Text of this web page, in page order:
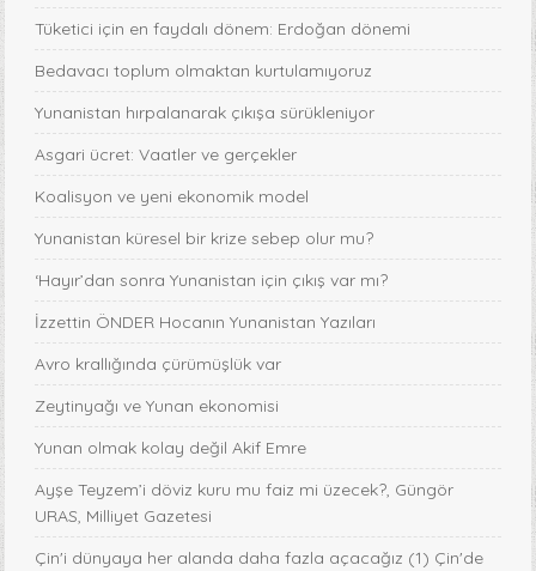
Tüketici için en faydalı dönem: Erdoğan dönemi
Bedavacı toplum olmaktan kurtulamıyoruz
Yunanistan hırpalanarak çıkışa sürükleniyor
Asgari ücret: Vaatler ve gerçekler
Koalisyon ve yeni ekonomik model
Yunanistan küresel bir krize sebep olur mu?
‘Hayır’dan sonra Yunanistan için çıkış var mı?
İzzettin ÖNDER Hocanın Yunanistan Yazıları
Avro krallığında çürümüşlük var
Zeytinyağı ve Yunan ekonomisi
Yunan olmak kolay değil Akif Emre
Ayşe Teyzem’i döviz kuru mu faiz mi üzecek?, Güngör
URAS, Milliyet Gazetesi
Çin'i dünyaya her alanda daha fazla açacağız (1) Çin'de